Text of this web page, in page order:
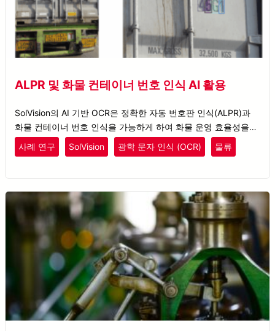
ALPR 및 화물 컨테이너 번호 인식 AI 활용
SolVision의 AI 기반 OCR은 정확한 자동 번호판 인식(ALPR)과
화물 컨테이너 번호 인식을 가능하게 하여 화물 운영 효율성을 향
상시킵니다.
사례 연구 SolVision 광학 문자 인식 (OCR) 물류